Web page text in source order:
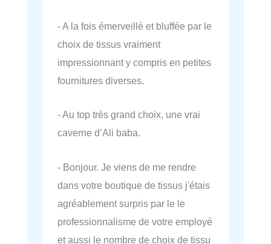
- A la fois émerveillé et bluffée par le
choix de tissus vraiment
impressionnant y compris en petites
fournitures diverses.
- Au top très grand choix, une vrai
caverne d’Ali baba.
- Bonjour. Je viens de me rendre
dans votre boutique de tissus j'étais
agréablement surpris par le le
professionnalisme de votre employé
et aussi le nombre de choix de tissu